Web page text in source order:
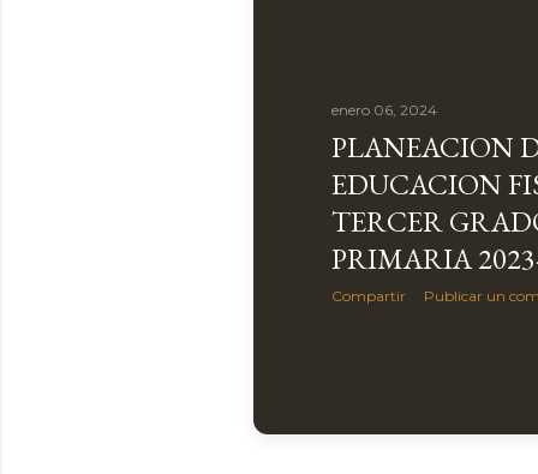
enero 06, 2024
PLANEACION
EDUCACION
TERCER
PRIMARIA
Compartir Publicar un